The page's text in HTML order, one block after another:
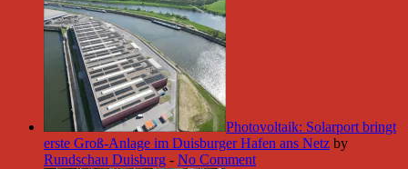
Photovoltaik: Solarport bringt
erste Groß-Anlage im Duisburger Hafen ans Netz by
Rundschau Duisburg - No Comment